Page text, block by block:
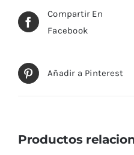
Compartir En
Facebook
Añadir a Pinterest
Productos